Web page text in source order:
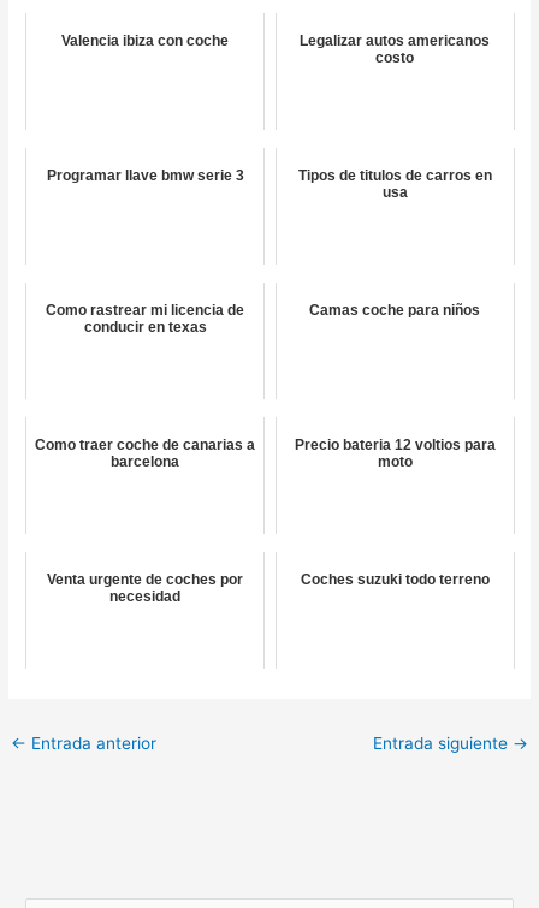
Valencia ibiza con coche
Legalizar autos americanos
costo
Programar llave bmw serie 3
Tipos de titulos de carros en
usa
Como rastrear mi licencia de
conducir en texas
Camas coche para niños
Como traer coche de canarias a
barcelona
Precio bateria 12 voltios para
moto
Venta urgente de coches por
necesidad
Coches suzuki todo terreno
← Entrada anterior Entrada siguiente →